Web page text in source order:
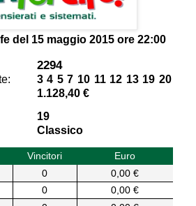
del 15 maggio 2015 ore 22:00
2294
3 4 5 7 10 11 12 13 19 20
1.128,40 €
19
Classico
Vincitori
Euro
0
0,00 €
0
0,00 €